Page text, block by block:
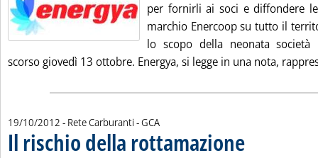
per fornirli ai soci e diffondere
marchio Enercoop su tutto il
lo scopo della neonata società
scorso giovedì 13 ottobre. Energya, si legge in una nota,
19/10/2012 - Rete Carburanti -di:
GCA
Il rischio della rottamazione